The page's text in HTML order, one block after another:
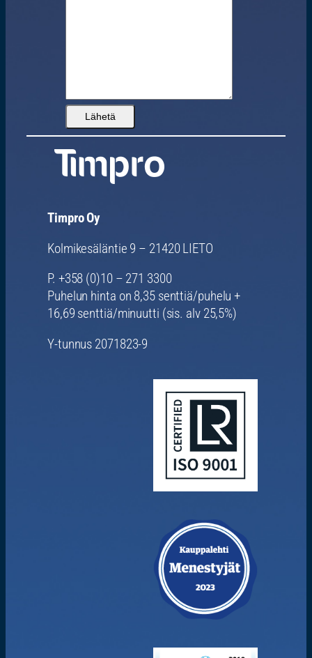
Timpro Oy
Kolmikesäläntie 9 – 21420 LIETO
P. +358 (0)10 – 271 3300
Puhelun hinta on 8,35 senttiä/puhelu +
16,69 senttiä/minuutti (sis. alv 25,5%)
Y-tunnus 2071823-9